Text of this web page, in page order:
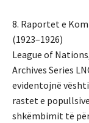
8. Raportet e
(1923–1926)
League of
Archives Series
evidentojnë
rastet e
shkëmbimit të